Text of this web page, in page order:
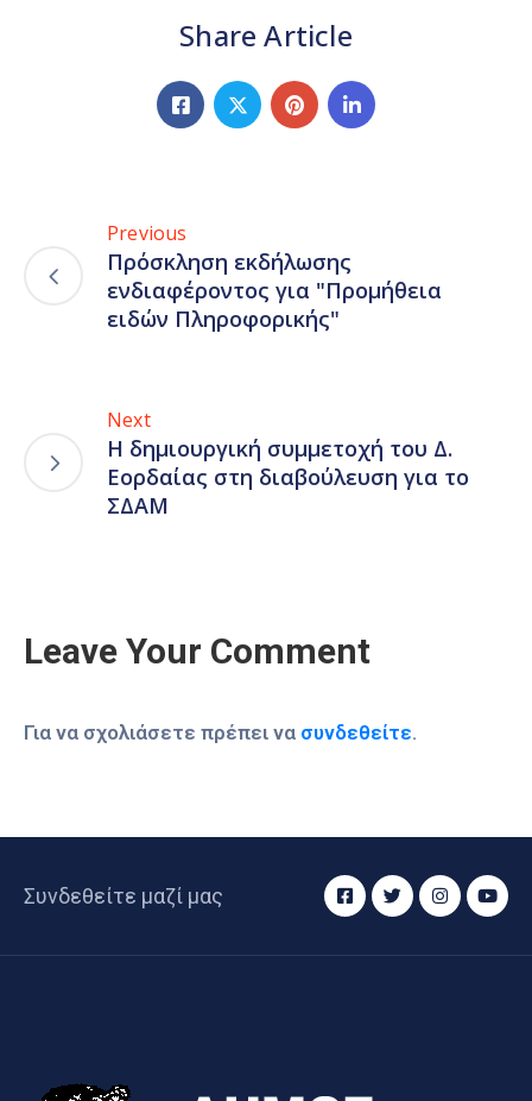
Share Article
Previous
Πρόσκληση εκδήλωσης
ενδιαφέροντος για "Προμήθεια
ειδών Πληροφορικής"
Next
Η δημιουργική συμμετοχή του Δ.
Εορδαίας στη διαβούλευση για το
ΣΔΑΜ
Leave Your Comment
Για να σχολιάσετε πρέπει να συνδεθείτε.
Συνδεθείτε μαζί μας